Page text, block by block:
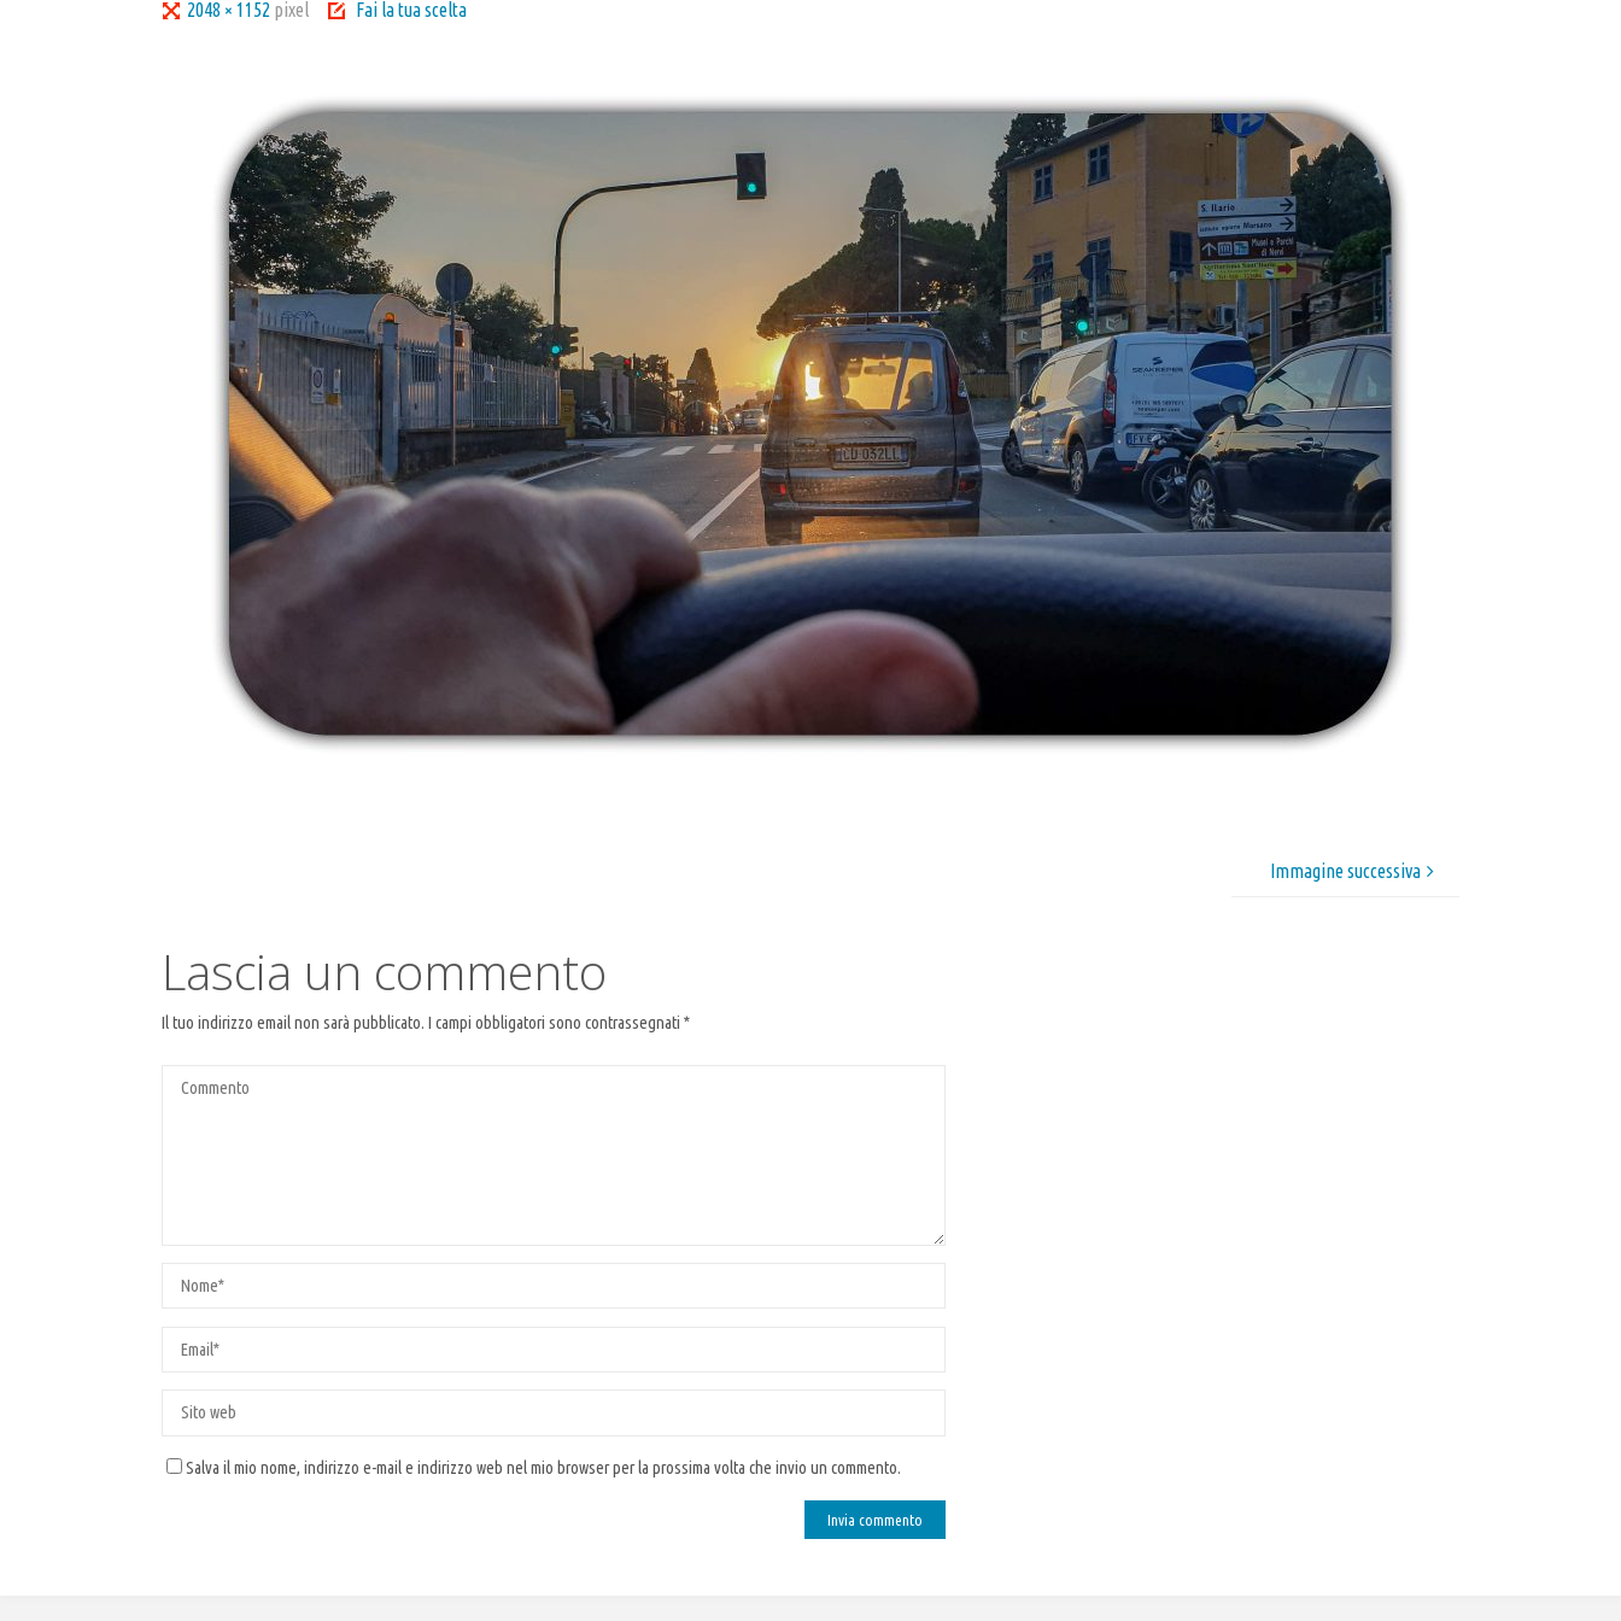
Tutta2048 × 1152 pixel Fai la tua scelta
Immagine successiva
Lascia un commento
Il tuo indirizzo email non sarà pubblicato. I campi obbligatori sono contrassegnati*
Salva il mio nome, indirizzo e-mail e indirizzo web nel mio browser per la prossima volta che invio un commento.